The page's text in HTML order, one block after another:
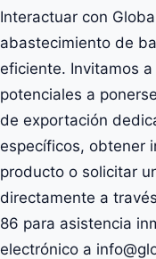
Interactuar con
abastecimiento de
eficiente. Invitamos
potenciales a
de exportación
específicos, obtener
producto o solicitar
directamente a
86 para asistencia
electrónico a